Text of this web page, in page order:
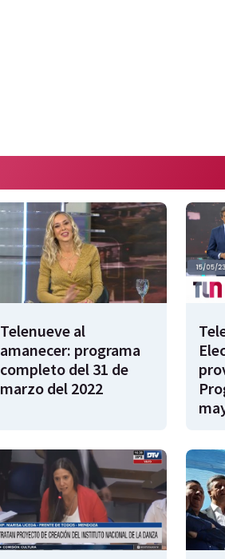
Telenueve al
amanecer: programa
completo del 31 de
marzo del 2022